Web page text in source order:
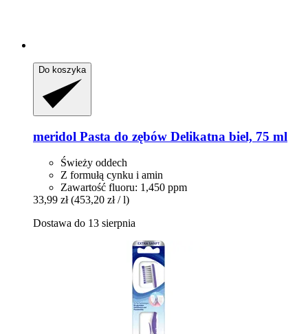
Do koszyka
meridol Pasta do zębów Delikatna biel, 75 ml
Świeży oddech
Z formułą cynku i amin
Zawartość fluoru: 1,450 ppm
33,99 zł (453,20 zł / l)
Dostawa do 13 sierpnia